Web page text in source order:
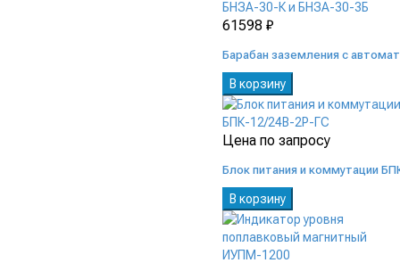
61598 ₽
Барабан заземления с
В корзину
Цена по запросу
Блок питания и коммутации
В корзину